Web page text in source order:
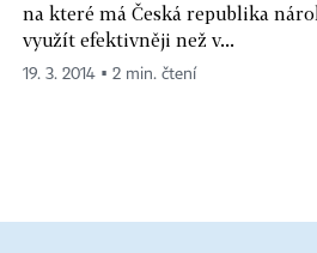
na které má Česká republika
využít efektivněji než v...
19. 3. 2014 ▪ 2 min. čtení